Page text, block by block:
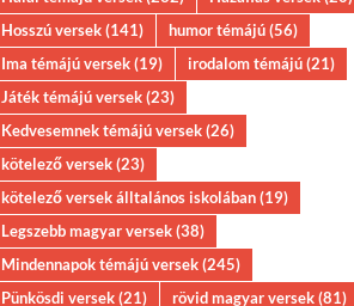
Hosszú versek(141) humor témájú(56)
Ima témájú versek(19) irodalom témájú(21)
Játék témájú versek(23)
Kedvesemnek témájú versek(26)
kötelező versek(23)
kötelező versek álltalános iskolában(19)
Legszebb magyar versek(38)
Mindennapok témájú versek(245)
Pünkösdi versek(21) rövid magyar versek(81)